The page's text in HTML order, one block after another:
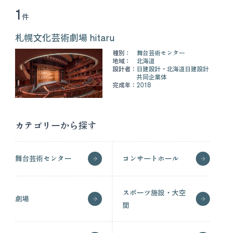
1 件
札幌文化芸術劇場 hitaru
種別：
舞台芸術センター
地域：
北海道
設計者： 日建設計・北海道日建設計
共同企業体
完成年： 2018
カテゴリーから探す
舞台芸術センター コンサートホール
劇場
スポーツ施設・大空
間